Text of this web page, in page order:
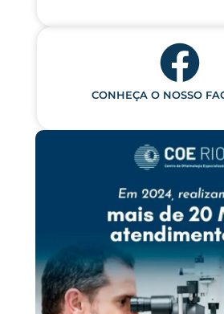
CONHEÇA O NOSSO